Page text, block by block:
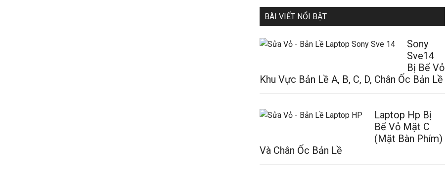
BÀI VIẾT NỔI BẬT
Sony
Sve14
Bị Bể Vỏ
Khu Vực Bản Lề A, B, C, D, Chân Ốc Bản Lề
Laptop Hp Bị
Bể Vỏ Mặt C
(Mặt Bàn Phím)
Và Chân Ốc Bản Lề